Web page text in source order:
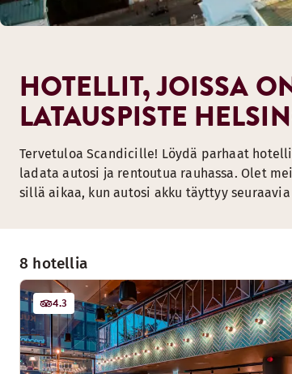
8 hotellia
4.3
HOTELLIT, JOISSA
LATAUSPISTE
Tervetuloa Scandicille! Löydä parhaat
ladata autosi ja rentoutua rauhassa. Olet
sillä aikaa, kun autosi akku täyttyy